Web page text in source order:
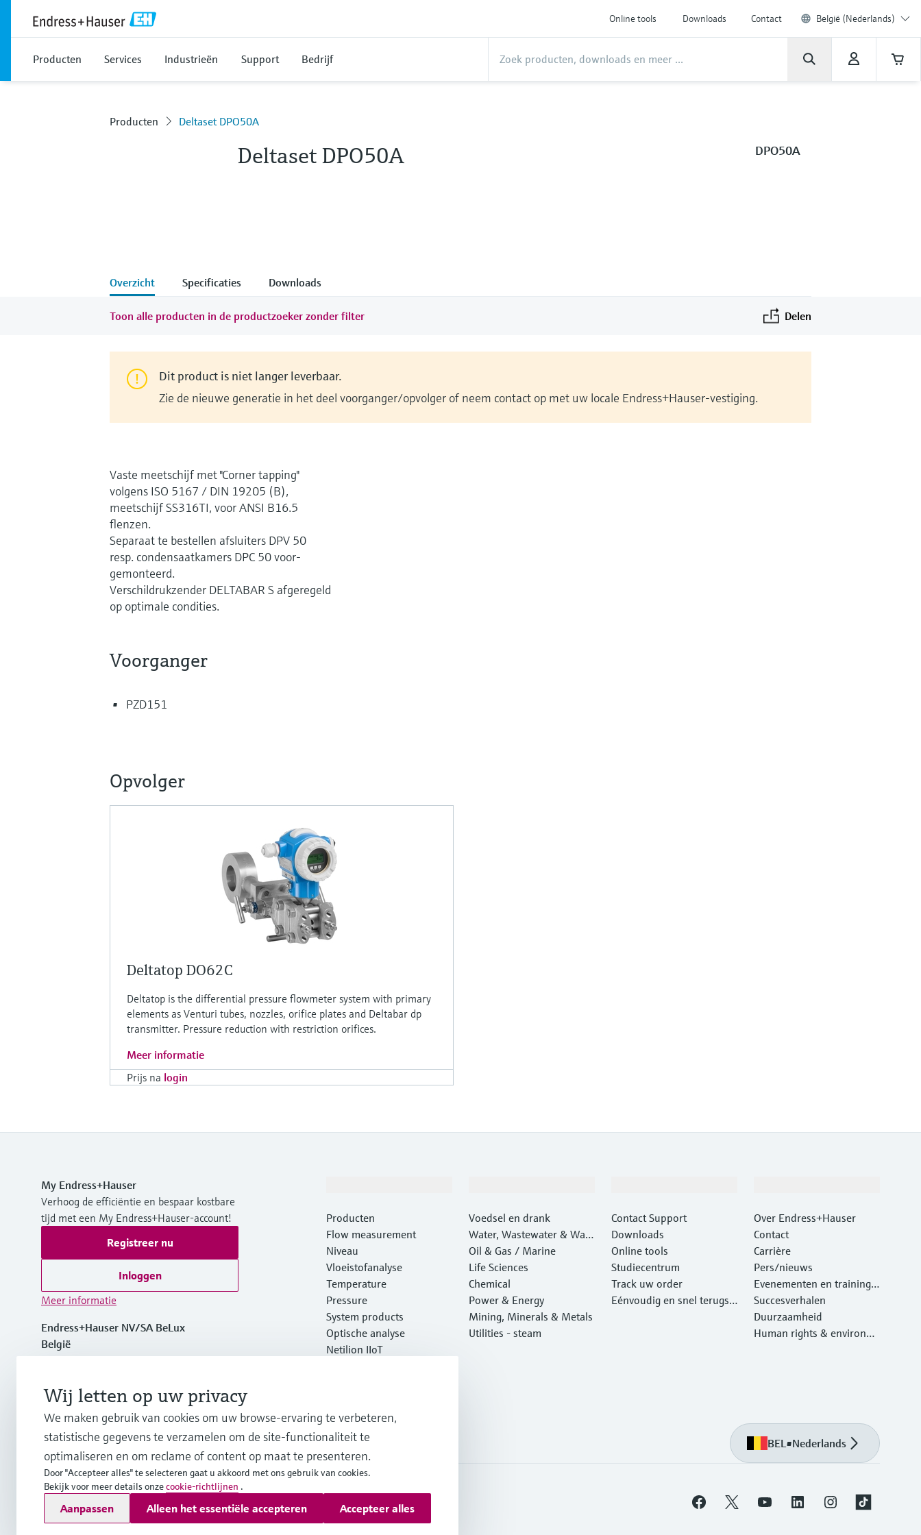
Online tools Downloads Contact België (Nederlands)
Producten Services Industrieën Support Bedrijf
Producten Deltaset DPO50A
Deltaset DPO50A DPO50A
Overzicht Specificaties Downloads
Toon alle producten in de productzoeker zonder filter Delen
Dit product is niet langer leverbaar.
Zie de nieuwe generatie in het deel voorganger/opvolger of neem contact op met uw locale Endress+Hauser-vestiging.
Vaste meetschijf met "Corner tapping"
volgens ISO 5167 / DIN 19205 (B),
meetschijf SS316TI, voor ANSI B16.5
flenzen.
Separaat te bestellen afsluiters DPV 50
resp. condensaatkamers DPC 50 voor-
gemonteerd.
Verschildrukzender DELTABAR S afgeregeld
op optimale condities.
Voorganger
PZD151
Opvolger
Deltatop DO62C
Deltatop is the differential pressure flowmeter system with primary
elements as Venturi tubes, nozzles, orifice plates and Deltabar dp
transmitter. Pressure reduction with restriction orifices.
Meer informatie
Prijs na login
My Endress+Hauser
Verhoog de efficiëntie en bespaar kostbare
tijd met een My Endress+Hauser-account!
Registreer nu
Inloggen
Meer informatie
Endress+Hauser NV/SA BeLux
België
info.be@endress.com
Producten
Flow measurement
Niveau
Vloeistofanalyse
Temperature
Pressure
System products
Optische analyse
Netilion IIoT
Services
Voedsel en drank
Water, Wastewater & Wast
e
Oil & Gas / Marine
Life Sciences
Chemical
Power & Energy
Mining, Minerals & Metals
Utilities - steam
Contact Support
Downloads
Online tools
Studiecentrum
Track uw order
Eénvoudig en snel terugst
Over Endress+Hauser
Contact
Carrière
Pers/nieuws
Evenementen en traininge
n
Succesverhalen
Duurzaamheid
Human rights & environm
BEL •Nederlands
Copyright © Endress+Hauser Group Services AG
ImprintGebruiksvoorwaarden Data Protection Juridische en algemene voorwaarden
Wij letten op uw privacy
We maken gebruik van cookies om uw browse-ervaring te verbeteren,
statistische gegevens te verzamelen om de site-functionaliteit te
optimaliseren en om reclame of content op maat te presenteren.
Door "Accepteer alles" te selecteren gaat u akkoord met ons gebruik van cookies.
Bekijk voor meer details onzecookie-richtlijnen .
Aanpassen Alleen het essentiële accepteren Accepteer alles